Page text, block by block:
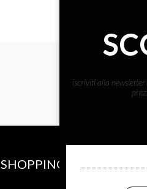
SHOPPING
iscriviti alla